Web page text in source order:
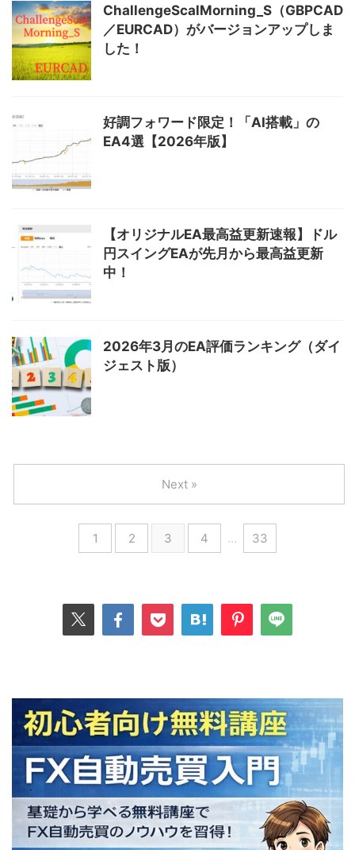
ChallengeScalMorning_S（GBPCAD
／EURCAD）がバージョンアップしま
した！
好調フォワード限定！「AI搭載」の
EA4選【2026年版】
【オリジナルEA最高益更新速報】ドル
円スイングEAが先月から最高益更新
中！
2026年3月のEA評価ランキング（ダイ
ジェスト版）
1 2 3 4 … 33
Next »